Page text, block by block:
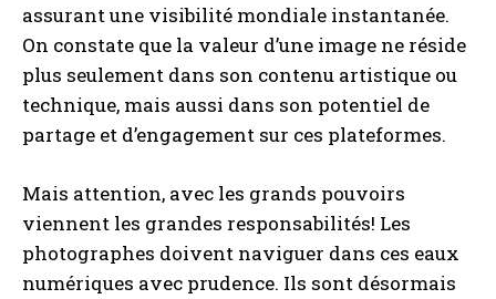
assurant une visibilité mondiale instantanée.
On constate que la valeur d’une image ne réside
plus seulement dans son contenu artistique ou
technique, mais aussi dans son potentiel de
partage et d’engagement sur ces plateformes.
Mais attention, avec les grands pouvoirs
viennent les grandes responsabilités! Les
photographes doivent naviguer dans ces eaux
numériques avec prudence. Ils sont désormais